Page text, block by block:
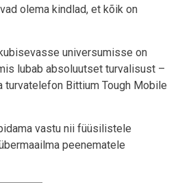
olema kindlad, et kõik on
universumisse on
lubab absoluutset turvalisust –
turvatelefon Bittium Tough Mobile
vastu nii füüsilistele
peenematele